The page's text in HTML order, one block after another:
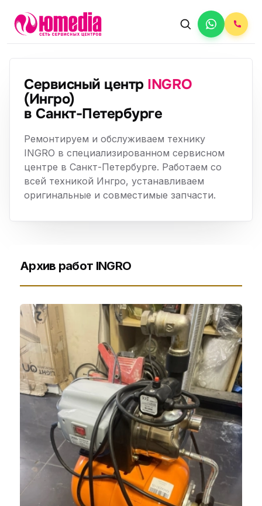
Сервисный центр INGRO
(Ингро)
в Санкт-Петербурге
Ремонтируем и обслуживаем технику
INGRO в специализированном сервисном
центре в Санкт-Петербурге. Работаем со
всей техникой Ингро, устанавливаем
оригинальные и совместимые запчасти.
Архив работ INGRO